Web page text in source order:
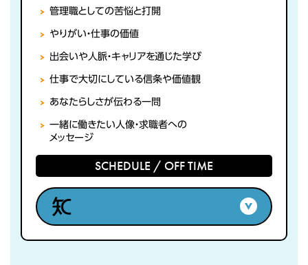
管理職としての苦悩と打開
やりがい・仕事の価値
出会いや人脈・キャリアを通じた学び
仕事で大切にしている信条や価値観
あなたらしさが伝わる一問
一緒に働きたい人像・求職者への
メッセージ
SCHEDULE / OFF TIME